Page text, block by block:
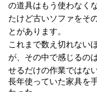
の道具はもう使わなく
たけど古いソファをそ
とがあります。
これまで数え切れない
が、その中で感じるの
せるだけの作業ではな
長年使っていた家具を